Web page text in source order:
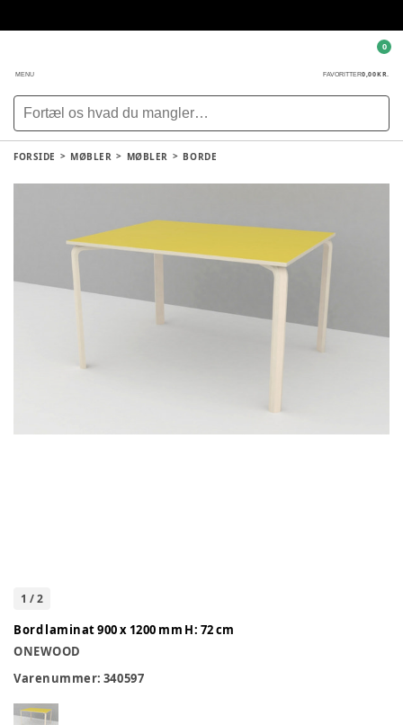
MENU FAVORITTER0,00 KR.
0
FORSIDE MØBLER MØBLER BORDE
1 /2
Bord laminat 900 x 1200 mm H: 72 cm
ONEWOOD
Varenummer: 340597